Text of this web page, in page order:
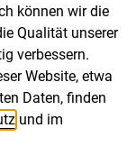
unserer
Grundlagen
frische Luft
Arbeit hilft,
können wir die
Qualität unserer
verbessern.
Website, etwa
Daten, finden
und im